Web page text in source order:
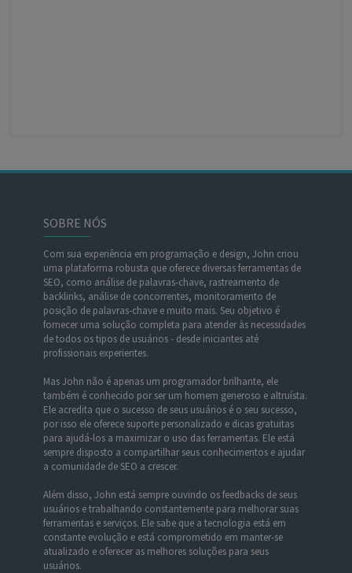
SOBRE NÓS
Com sua experiência em programação e design, John criou
uma plataforma robusta que oferece diversas ferramentas de
SEO, como análise de palavras-chave, rastreamento de
backlinks, análise de concorrentes, monitoramento de
posição de palavras-chave e muito mais. Seu objetivo é
fornecer uma solução completa para atender às necessidades
de todos os tipos de usuários - desde iniciantes até
profissionais experientes.
Mas John não é apenas um programador brilhante, ele
também é conhecido por ser um homem generoso e altruísta.
Ele acredita que o sucesso de seus usuários é o seu sucesso,
por isso ele oferece suporte personalizado e dicas gratuitas
para ajudá-los a maximizar o uso das ferramentas. Ele está
sempre disposto a compartilhar seus conhecimentos e ajudar
a comunidade de SEO a crescer.
Além disso, John está sempre ouvindo os feedbacks de seus
usuários e trabalhando constantemente para melhorar suas
ferramentas e serviços. Ele sabe que a tecnologia está em
constante evolução e está comprometido em manter-se
atualizado e oferecer as melhores soluções para seus
usuários.